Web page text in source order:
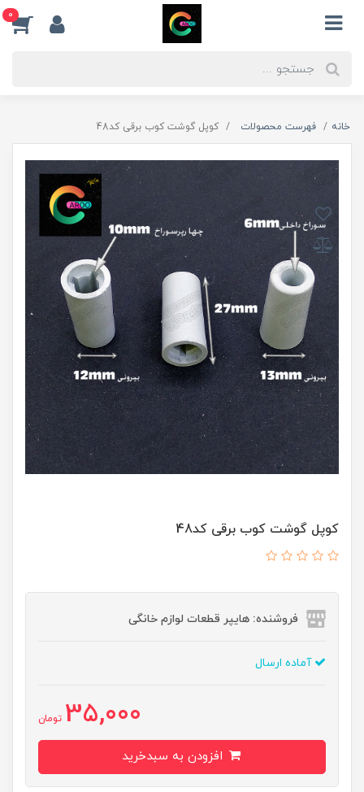
0
خانه فهرست محصولات کوپل گوشت کوب برقی کد48
کوپل گوشت کوب برقی کد48
فروشنده: هایپر قطعات لوازم خانگی
آماده ارسال
35,000 تومان